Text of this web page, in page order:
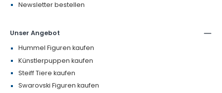
Newsletter bestellen
Unser Angebot
Hummel Figuren kaufen
Künstlerpuppen kaufen
Steiff Tiere kaufen
Swarovski Figuren kaufen